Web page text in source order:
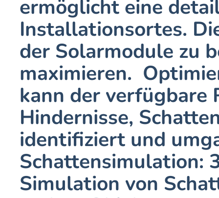
ermöglicht eine
Installationsortes.
der Solarmodule zu
maximieren.
kann der verfügbare
Hindernisse,
identifiziert und
Schattensimulation:
Simulation von